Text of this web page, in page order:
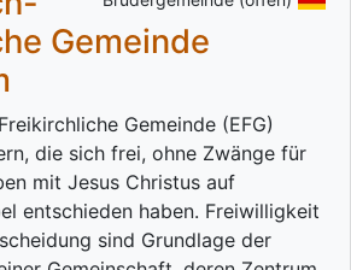
Gemeinde
Gemeinde (EFG)
die sich frei, ohne Zwänge für
mit Jesus Christus auf
entschieden haben. Freiwilligkeit
sind Grundlage der